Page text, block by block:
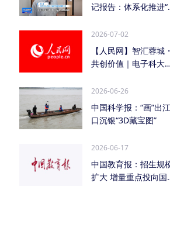
记报告：体系化推进“
2026-07-02
【人民网】智汇蓉城
共创价值｜电子科大
2026-06-26
中国科学报：“画”出江
口沉银“3D藏宝图”
2026-06-17
中国教育报：招生规
扩大 增量重点投向国